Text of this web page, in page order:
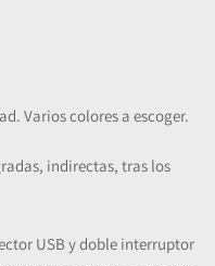
Varios colores a escoger.
indirectas, tras los
USB y doble interruptor